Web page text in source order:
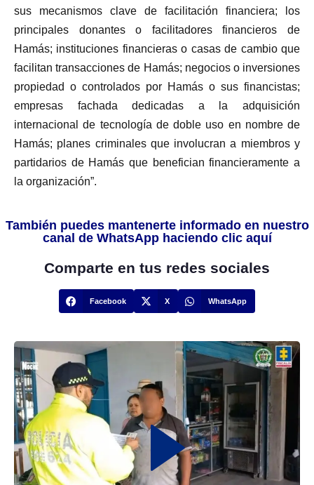
sus mecanismos clave de facilitación financiera; los
principales donantes o facilitadores financieros de
Hamás; instituciones financieras o casas de cambio que
facilitan transacciones de Hamás; negocios o inversiones
propiedad o controlados por Hamás o sus financistas;
empresas fachada dedicadas a la adquisición
internacional de tecnología de doble uso en nombre de
Hamás; planes criminales que involucran a miembros y
partidarios de Hamás que benefician financieramente a
la organización”.
También puedes mantenerte informado en nuestro
canal de WhatsApp haciendo clic aquí
Comparte en tus redes sociales
Facebook X WhatsApp